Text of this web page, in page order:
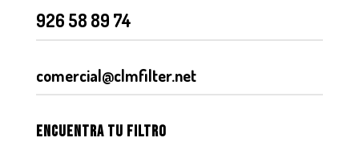
926 58 89 74
comercial@clmfilter.net
Encuentra tu filtro